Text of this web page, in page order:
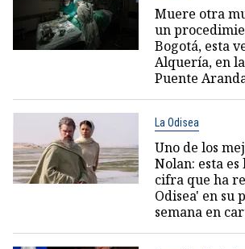
Muere otra
un
Bogotá, esta
Alquería, en
Puente
La Odisea
Uno de los
Nolan: esta
cifra que ha
Odisea' en su
semana en